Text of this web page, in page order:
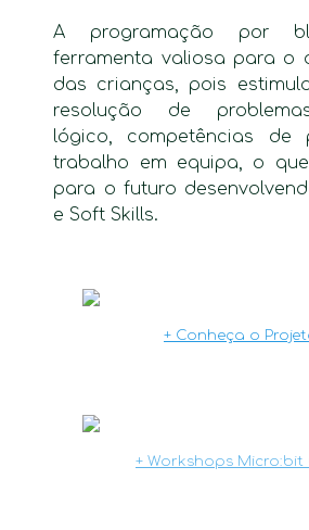
A programação por
ferramenta valiosa para o
das crianças, pois
resolução de
lógico, competências de
trabalho em equipa, o
para o futuro
e Soft Skills.
+ Conheça o
+ Workshops Micro:bit